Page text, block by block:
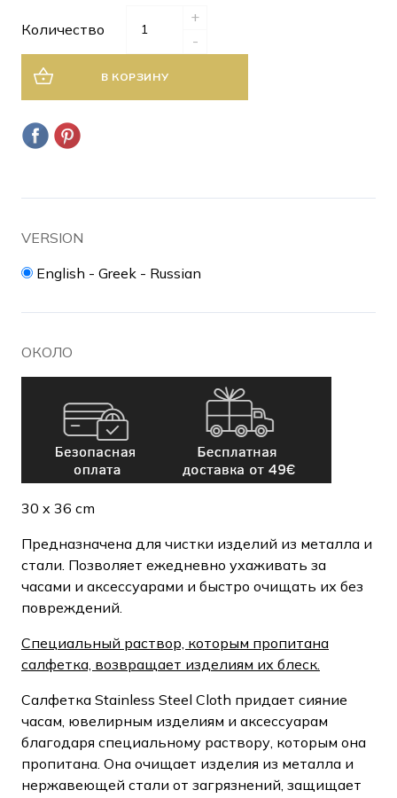
Количество
+
-
В КОРЗИНУ
VERSION
English - Greek - Russian
ОКОЛО
30 x 36 cm
Предназначена для чистки изделий из металла и
стали. Позволяет ежедневно ухаживать за
часами и аксессуарами и быстро очищать их без
повреждений.
Специальный раствор, которым пропитана
салфетка, возвращает изделиям их блеск.
Салфетка Stainless Steel Cloth придает сияние
часам, ювелирным изделиям и аксессуарам
благодаря специальному раствору, которым она
пропитана. Она очищает изделия из металла и
нержавеющей стали от загрязнений, защищает